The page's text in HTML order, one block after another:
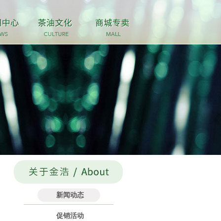
新闻动态
促销活动